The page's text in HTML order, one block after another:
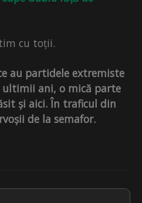
cu toții.
au partidele extremiste
ani, o mică parte
și aici. În traficul din
de la semafor.